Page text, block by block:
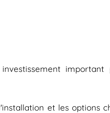
important
et les options